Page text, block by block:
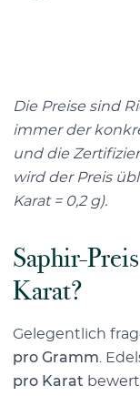
Die Preise sind
immer der
und die
wird der Preis
Karat = 0,2 g).
Saphir-
Karat?
Gelegentlich
pro Gramm .
pro Karat